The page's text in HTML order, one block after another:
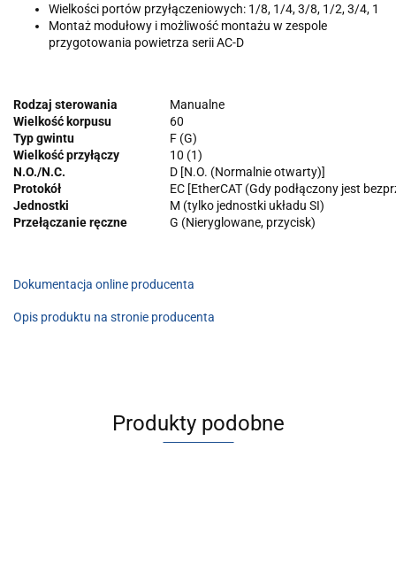
Wielkości portów przyłączeniowych: 1/8, 1/4, 3/8, 1/2, 3/4, 1
Montaż modułowy i możliwość montażu w zespole
przygotowania powietrza serii AC-D
Rodzaj sterowania
Manualne
Wielkość korpusu
60
Typ gwintu
F (G)
Wielkość przyłączy
10 (1)
N.O./N.C.
D [N.O. (Normalnie otwarty)]
Protokół
EC [EtherCAT (Gdy podłączony jest
Jednostki
M (tylko jednostki układu SI)
Przełączanie ręczne
G (Nieryglowane, przycisk)
Dokumentacja online producenta
Opis produktu na stronie producenta
Produkty podobne